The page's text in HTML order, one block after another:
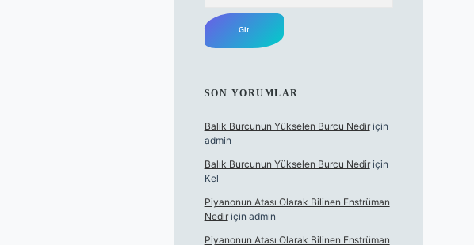
SON YORUMLAR
Balık Burcunun Yükselen Burcu Nediriçin
admin
Balık Burcunun Yükselen Burcu Nediriçin
Kel
Piyanonun Atası Olarak Bilinen Enstrüman
Nediriçin admin
Piyanonun Atası Olarak Bilinen Enstrüman